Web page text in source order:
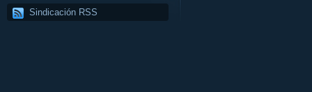
Sindicación RSS